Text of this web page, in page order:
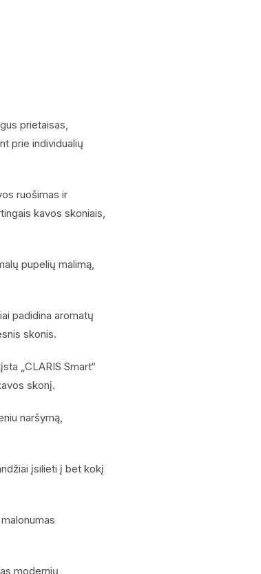
prietaisas,
prie individualių
ruošimas ir
kavos skoniais,
pupelių malimą,
padidina aromatų
skonis.
„CLARIS Smart“
skonį.
naršymą,
įsilieti į bet kokį
modernių